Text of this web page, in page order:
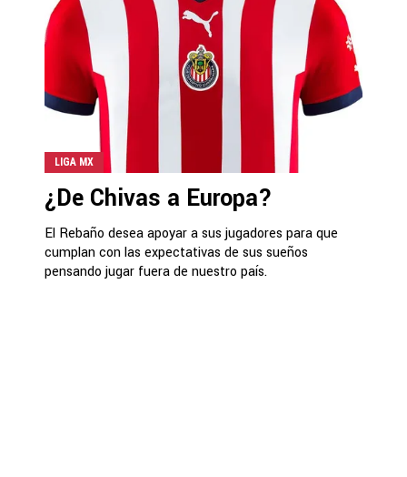
LIGA MX
¿De Chivas a Europa?
El Rebaño desea apoyar a sus jugadores para que
cumplan con las expectativas de sus sueños
pensando jugar fuera de nuestro país.